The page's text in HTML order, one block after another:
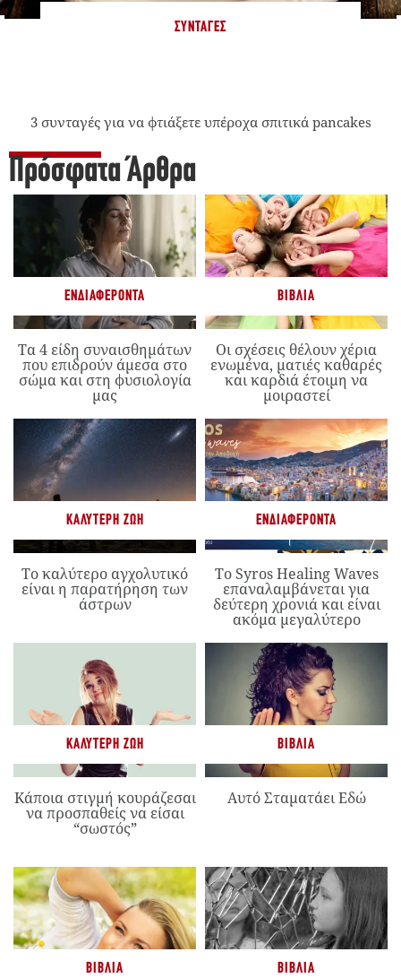
ΣΥΝΤΑΓΈΣ
3 συνταγές για να φτιάξετε υπέροχα σπιτικά pancakes
Πρόσφατα Άρθρα
ΕΝΔΙΑΦΈΡΟΝΤΑ
Τα 4 είδη συναισθημάτων
που επιδρούν άμεσα στο
σώμα και στη φυσιολογία
μας
ΒΙΒΛΊΑ
Οι σχέσεις θέλουν χέρια
ενωμένα, ματιές καθαρές
και καρδιά έτοιμη να
μοιραστεί
ΚΑΛΎΤΕΡΗ ΖΩΉ
Το καλύτερο αγχολυτικό
είναι η παρατήρηση των
άστρων
ΕΝΔΙΑΦΈΡΟΝΤΑ
Το Syros Healing Waves
επαναλαμβάνεται για
δεύτερη χρονιά και είναι
ακόμα μεγαλύτερο
ΚΑΛΎΤΕΡΗ ΖΩΉ
Κάποια στιγμή κουράζεσαι
να προσπαθείς να είσαι
“σωστός”
ΒΙΒΛΊΑ
Αυτό Σταματάει Εδώ
ΒΙΒΛΊΑ ΒΙΒΛΊΑ